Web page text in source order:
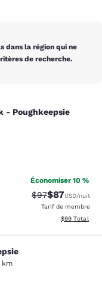
dans la région qui ne
de recherche.
- Poughkeepsie
Économiser 10 %
Tarif barré :
$97Tarif réduit :
$87USD/nuit
Tarif de membre
Afficher les
$99 Total
km